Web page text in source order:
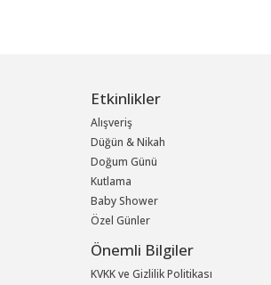
Etkinlikler
Alışveriş
Düğün & Nikah
Doğum Günü
Kutlama
Baby Shower
Özel Günler
Önemli Bilgiler
KVKK ve Gizlilik Politikası